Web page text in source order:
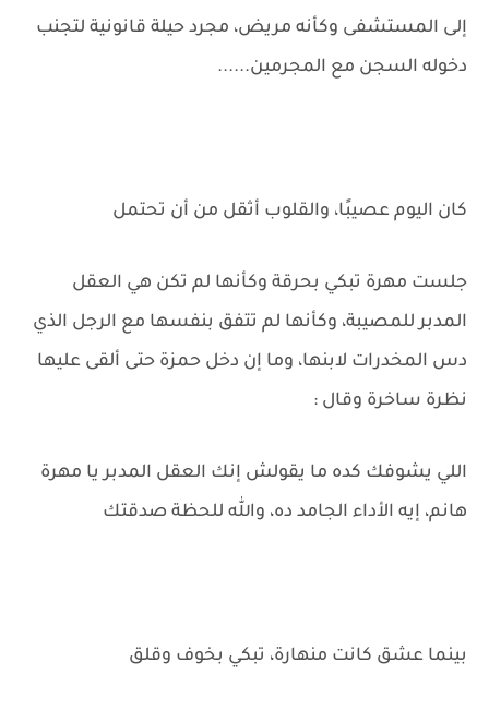
إلى المستشفى وكأنه مريض، مجرد حيلة قانونية لتجنب
دخوله السجن مع المجرمين......
كان اليوم عصيبًا، والقلوب أثقل من أن تحتمل
جلست مهرة تبكي بحرقة وكأنها لم تكن هي العقل
المدبر للمصيبة، وكأنها لم تتفق بنفسها مع الرجل الذي
دس المخدرات لابنها، وما إن دخل حمزة حتى ألقى عليها
نظرة ساخرة وقال :
اللي يشوفك كده ما يقولش إنك العقل المدبر يا مهرة
هانم، إيه الأداء الجامد ده، والله للحظة صدقتك
بينما عشق كانت منهارة، تبكي بخوف وقلق